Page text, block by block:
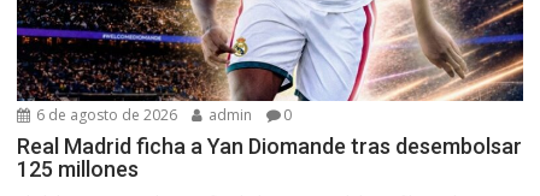
6 de agosto de 2026 admin 0
Real Madrid ficha a Yan Diomande tras desembolsar
125 millones